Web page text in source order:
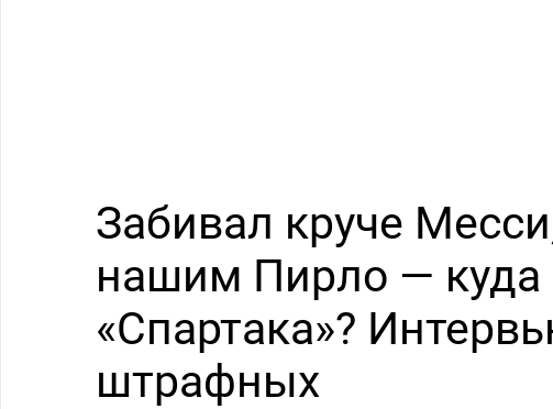
Забивал круче
нашим Пирло — куда
«Спартака»?
штрафных